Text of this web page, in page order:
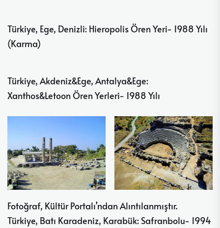
Türkiye, Ege, Denizli: Hieropolis Ören Yeri- 1988 Yılı
(Karma)
Türkiye, Akdeniz&Ege, Antalya&Ege:
Xanthos&Letoon Ören Yerleri- 1988 Yılı
Fotoğraf, Kültür Portalı’ndan Alıntılanmıştır.
Türkiye, Batı Karadeniz, Karabük: Safranbolu- 1994